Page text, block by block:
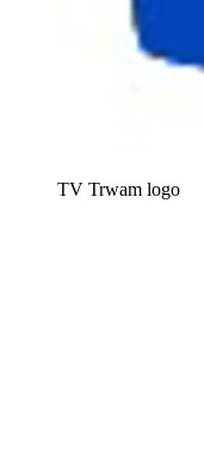
TV Trwam logo